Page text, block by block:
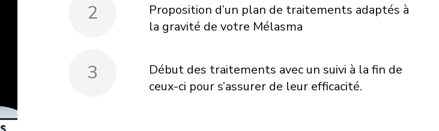
2
Proposition d’un plan de traitements adaptés à
la gravité de votre Mélasma
3
Début des traitements avec un suivi à la fin de
ceux-ci pour s’assurer de leur efficacité.